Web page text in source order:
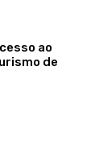
ao
de